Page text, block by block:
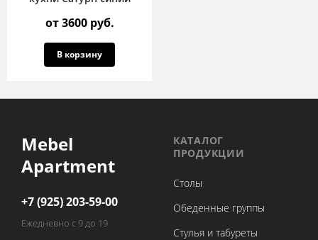
от 3600 руб.
В корзину
Mebel
Apartment
+7 (925) 203-59-00
Ежедневно с 9 до 19
КАТАЛОГ
ПРОДУКЦИИ
Столы
Обеденные группы
Стулья и табуреты